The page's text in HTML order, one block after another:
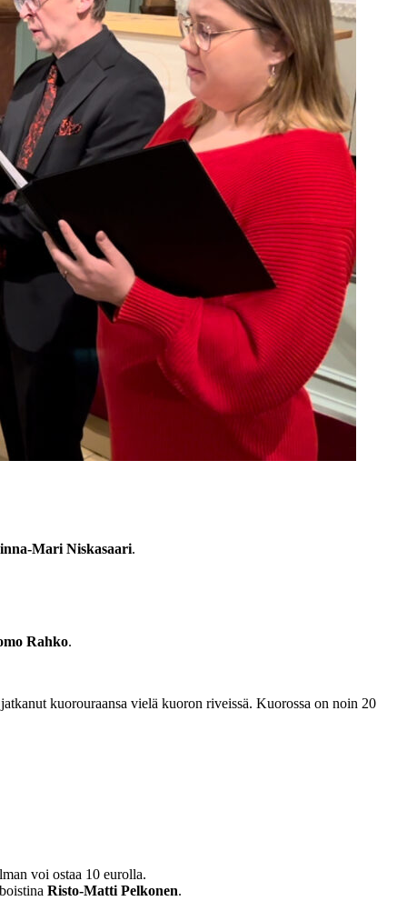
Mari Niskasaari.
Rahko.
kuorouraansa vielä kuoron riveissä. Kuorossa on noin 20
voi ostaa 10 eurolla.
Risto-Matti Pelkonen.